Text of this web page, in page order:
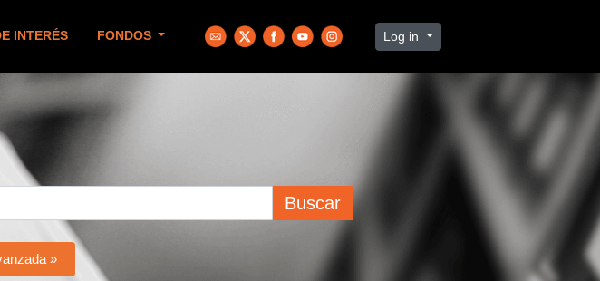
INTERÉS FONDOS Log in
Buscar
»